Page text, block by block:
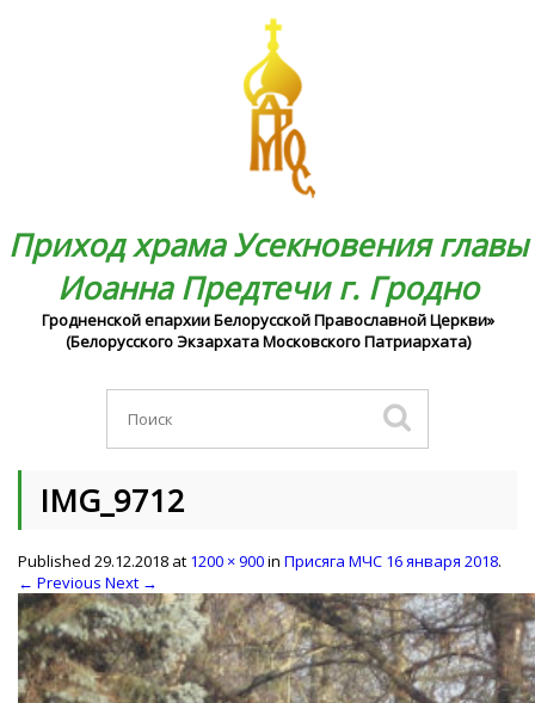
Приход храма Усекновения главы
Иоанна Предтечи г. Гродно
Гродненской епархии Белорусской Православной Церкви»
(Белорусского Экзархата Московского Патриархата)
IMG_9712
Published 29.12.2018 at 1200 × 900in Присяга МЧС 16 января 2018.
← Previous Next →